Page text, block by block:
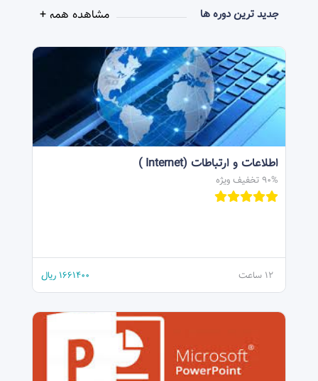
جدید ترین دوره ها مشاهده همه +
اطلاعات و ارتباطات (Internet )
90% تخفیف ویژه
12 ساعت 1661400 ریال